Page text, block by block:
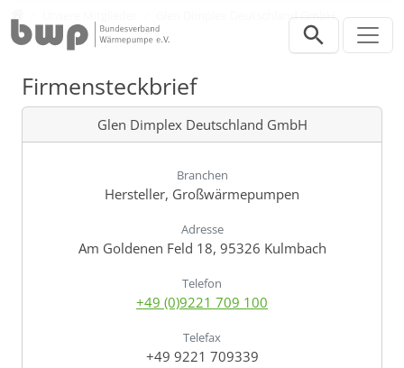
Glen Dimplex Deutschland GmbH
Firmensteckbrief
Glen Dimplex Deutschland GmbH
Branchen
Hersteller, Großwärmepumpen
Adresse
Am Goldenen Feld 18, 95326 Kulmbach
Telefon
+49 (0)9221 709 100
Telefax
+49 9221 709339